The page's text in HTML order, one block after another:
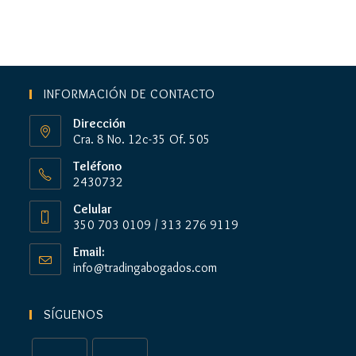
INFORMACIÓN DE CONTACTO
Dirección
Cra. 8 No. 12c-35 Of. 505
Teléfono
2430732
Celular
350 703 0109 / 313 276 9119
Email:
info@tradingabogados.com
SÍGUENOS